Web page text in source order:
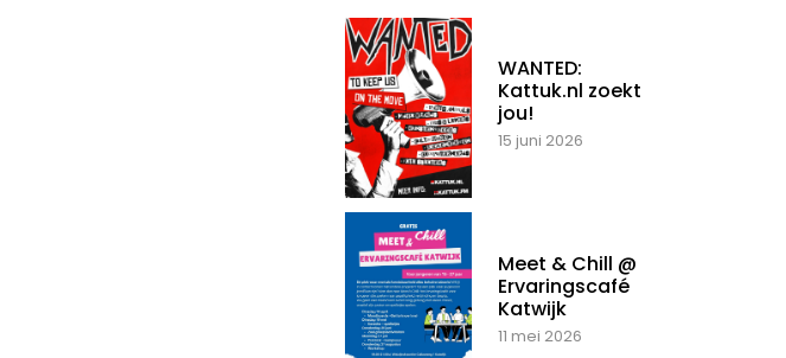
WANTED:
Kattuk.nl zoekt
jou!
15 juni 2026
Meet & Chill @
Ervaringscafé
Katwijk
11 mei 2026